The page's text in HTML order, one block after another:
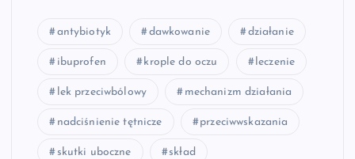
antybiotyk dawkowanie działanie
ibuprofen krople do oczu leczenie
lek przeciwbólowy mechanizm działania
nadciśnienie tętnicze przeciwwskazania
skutki uboczne skład